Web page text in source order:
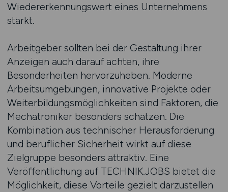
Wiedererkennungswert eines Unternehmens
stärkt.
Arbeitgeber sollten bei der Gestaltung ihrer
Anzeigen auch darauf achten, ihre
Besonderheiten hervorzuheben. Moderne
Arbeitsumgebungen, innovative Projekte oder
Weiterbildungsmöglichkeiten sind Faktoren, die
Mechatroniker besonders schätzen. Die
Kombination aus technischer Herausforderung
und beruflicher Sicherheit wirkt auf diese
Zielgruppe besonders attraktiv. Eine
Veröffentlichung auf TECHNIK.JOBS bietet die
Möglichkeit, diese Vorteile gezielt darzustellen